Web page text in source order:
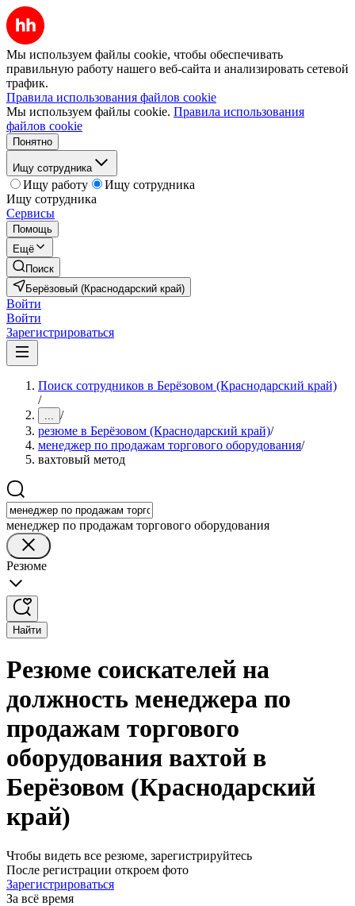
Мы используем файлы cookie, чтобы обеспечивать
правильную работу нашего веб-сайта и анализировать сетевой
трафик.
Правила использования файлов cookie
Мы используем файлы cookie. Правила использования
файлов cookie
Понятно
Ищу сотрудника
Ищу работу
Ищу сотрудника
Ищу сотрудника
Сервисы
Помощь
Ещё
Поиск
Берёзовый (Краснодарский край)
Войти
Войти
Зарегистрироваться
Поиск сотрудников в Берёзовом (Краснодарский край)
/
... /
резюме в Берёзовом (Краснодарский край)/
менеджер по продажам торгового оборудования/
вахтовый метод
менеджер по продажам торгового оборудования
Резюме
Найти
Резюме соискателей на
должность менеджера по
продажам торгового
оборудования вахтой в
Берёзовом (Краснодарский
край)
Чтобы видеть все резюме, зарегистрируйтесь
После регистрации откроем фото
Зарегистрироваться
За всё время